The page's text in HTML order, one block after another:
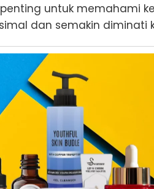
untuk memahami
dan semakin diminati